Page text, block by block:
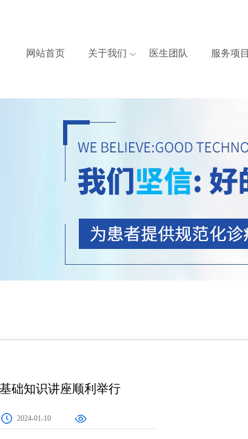
网站首页 关于我们 医生团队 服务项目
础知识讲座顺利举行
2024-01-10
医师